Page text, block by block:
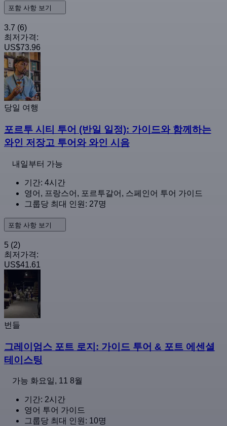
포함 사항 보기
3.7 (6)
최저가격:
US$73.96
당일 여행
포르투 시티 투어 (반일 일정): 가이드와 함께하는
와인 저장고 투어와 와인 시음
내일부터 가능
기간: 4시간
영어, 프랑스어, 포르투갈어, 스페인어 투어 가이드
그룹당 최대 인원: 27명
포함 사항 보기
5 (2)
최저가격:
US$41.61
번들
그레이엄스 포트 로지: 가이드 투어 & 포트 에센셜
테이스팅
가능 화요일, 11 8월
기간: 2시간
영어 투어 가이드
그룹당 최대 인원: 10명